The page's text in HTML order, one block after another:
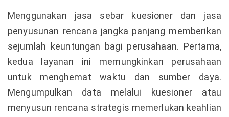
Menggunakan jasa sebar kuesioner dan jasa
penyusunan rencana jangka panjang memberikan
sejumlah keuntungan bagi perusahaan. Pertama,
kedua layanan ini memungkinkan perusahaan
untuk menghemat waktu dan sumber daya.
Mengumpulkan data melalui kuesioner atau
menyusun rencana strategis memerlukan keahlian